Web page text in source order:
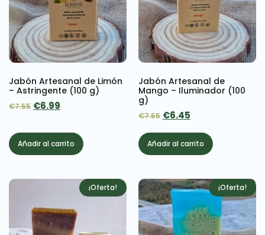
Jabón Artesanal de Limón
– Astringente (100 g)
€7.55 €6.99
Añadir al carrito
Jabón Artesanal de
Mango – Iluminador (100
g)
€7.55 €6.45
Añadir al carrito
¡Oferta! ¡Oferta!